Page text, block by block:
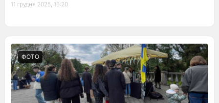
11 грудня 2025, 16:20
ФОТО